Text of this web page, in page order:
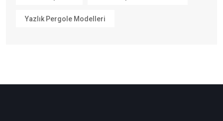
Yazlık Pergole Modelleri